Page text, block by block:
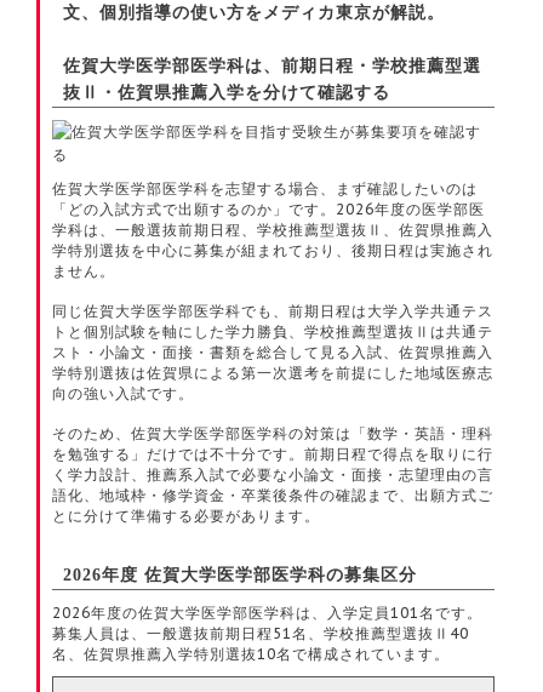
文、個別指導の使い方をメディカ東京が解説。
佐賀大学医学部医学科は、前期日程・学校推薦型選
抜Ⅱ・佐賀県推薦入学を分けて確認する
佐賀大学医学部医学科を志望する場合、まず確認したいのは
「どの入試方式で出願するのか」です。2026年度の医学部医
学科は、一般選抜前期日程、学校推薦型選抜Ⅱ、佐賀県推薦入
学特別選抜を中心に募集が組まれており、後期日程は実施され
ません。
同じ佐賀大学医学部医学科でも、前期日程は大学入学共通テス
トと個別試験を軸にした学力勝負、学校推薦型選抜Ⅱは共通テ
スト・小論文・面接・書類を総合して見る入試、佐賀県推薦入
学特別選抜は佐賀県による第一次選考を前提にした地域医療志
向の強い入試です。
そのため、佐賀大学医学部医学科の対策は「数学・英語・理科
を勉強する」だけでは不十分です。前期日程で得点を取りに行
く学力設計、推薦系入試で必要な小論文・面接・志望理由の言
語化、地域枠・修学資金・卒業後条件の確認まで、出願方式ご
とに分けて準備する必要があります。
2026年度 佐賀大学医学部医学科の募集区分
2026年度の佐賀大学医学部医学科は、入学定員101名です。
募集人員は、一般選抜前期日程51名、学校推薦型選抜Ⅱ40
名、佐賀県推薦入学特別選抜10名で構成されています。